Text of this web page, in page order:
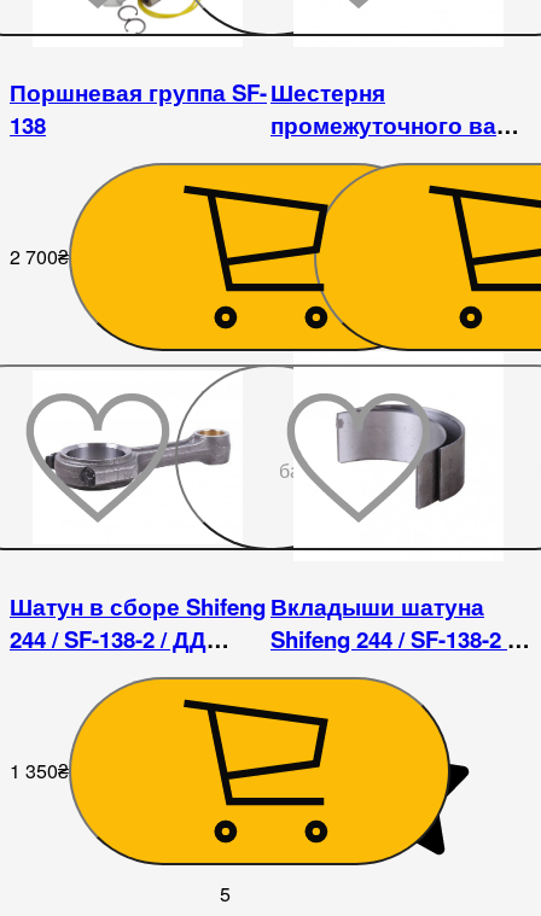
Поршневая группа SF-
138
2 700₴
Шестерня
промежуточного вала
Shifeng 244 / SF-138-2 /
ДД 1122ВЭ
891₴
бажаного
Шатун в сборе Shifeng
244 / SF-138-2 / ДД
1 350₴
Вкладыши шатуна
Shifeng 244 / SF-138-2 /
ДД 1122ВЭ
5